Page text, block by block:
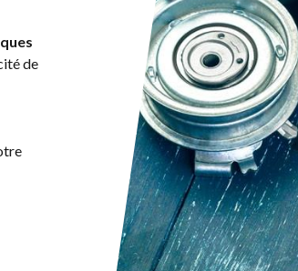
VOITURES
VÉHICULES UTILITAIRES
de